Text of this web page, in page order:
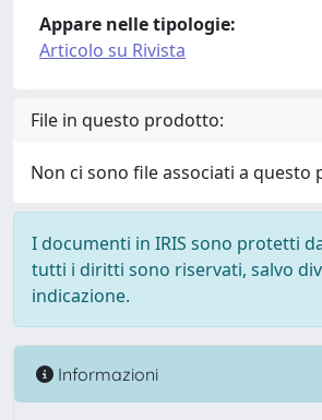
Appare nelle tipologie:
Articolo su Rivista
File in questo prodotto:
Non ci sono file associati a questo
I documenti in IRIS sono protetti
tutti i diritti sono riservati, salvo
indicazione.
Informazioni